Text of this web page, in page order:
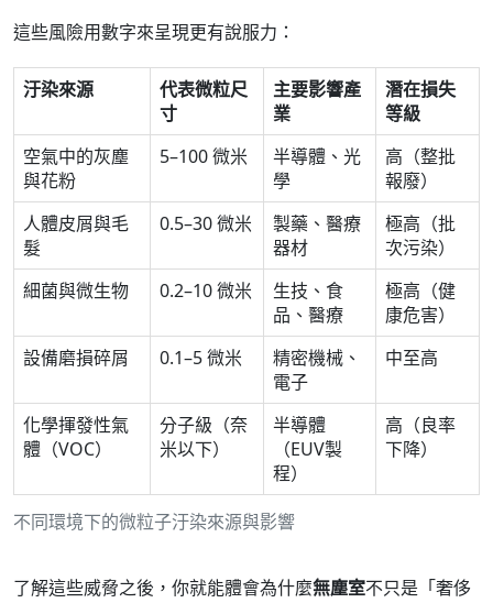
這些風險用數字來呈現更有說服力：
不同環境下的微粒子汙染來源與影響
汙染來源
代表微粒尺
寸
主要影響產
業
潛在損失
等級
空氣中的灰塵
與花粉
5–100 微米
半導體、光
學
高（整批
報廢）
人體皮屑與毛
髮
0.5–30 微米
製藥、醫療
器材
極高（批
次污染）
細菌與微生物
0.2–10 微米
生技、食
品、醫療
極高（健
康危害）
設備磨損碎屑
0.1–5 微米
精密機械、
電子
中至高
化學揮發性氣
體（VOC）
分子級（奈
米以下）
半導體
（EUV製
程）
高（良率
下降）
了解這些威脅之後，你就能體會為什麼無塵室不只是「奢侈